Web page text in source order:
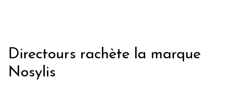
Directours rachète la marque
Nosylis